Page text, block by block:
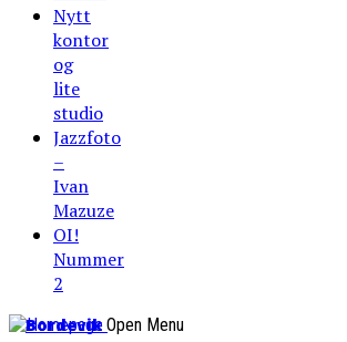
Nytt
kontor
og
lite
studio
Jazzfoto
–
Ivan
Mazuze
OI!
Nummer
2
Bordevik Open Menu